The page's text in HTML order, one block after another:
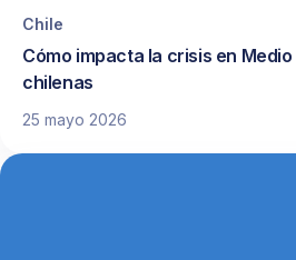
Chile
Cómo impacta la crisis en
chilenas
25 mayo 2026